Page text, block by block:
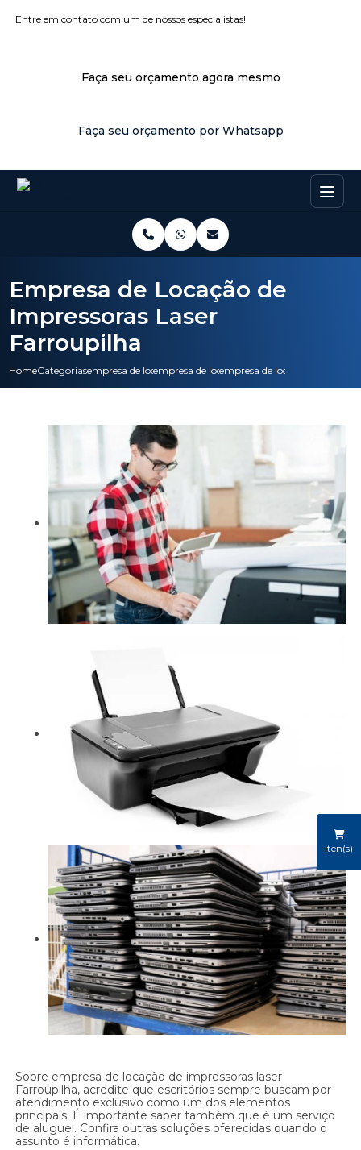
Entre em contato com um de nossos especialistas!
Faça seu orçamento agora mesmo
Faça seu orçamento por Whatsapp
iten(s)
HomeCategoriasempresa de locacao de impressoras
empresa de locacao de impressora laser
empresa de locacao de
Empresa de Locação de
Impressoras Laser
Farroupilha
Sobre empresa de locação de impressoras laser
Farroupilha, acredite que escritórios sempre buscam por
atendimento exclusivo como um dos elementos
principais. É importante saber também que é um serviço
de aluguel. Confira outras soluções oferecidas quando o
assunto é informática.